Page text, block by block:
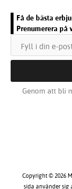
Få de bästa
Prenumerera på
Genom att bli
Copyright © 2026
sida använder sig